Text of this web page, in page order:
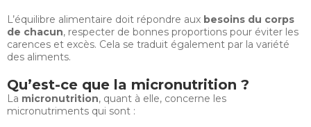
L’équilibre alimentaire doit répondre aux besoins du corps
de chacun, respecter de bonnes proportions pour éviter les
carences et excès. Cela se traduit également par la variété
des aliments.
Qu’est-ce que la micronutrition ?
La micronutrition, quant à elle, concerne les
micronutriments qui sont :